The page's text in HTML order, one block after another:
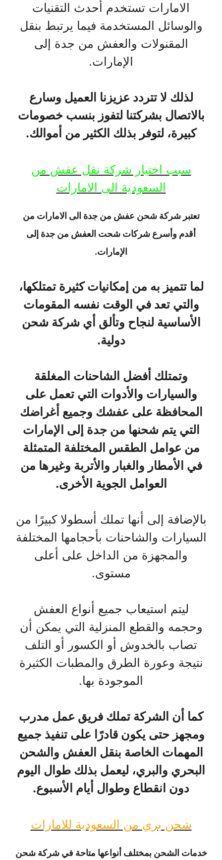
الامارات تستخدم أحدث التقنيات
والوسائل المستخدمة فيما يرتبط بنقل
المقنولات والعفش من جدة إلى
الإمارات.
لذلك لا تتردد عزيزنا العميل وسارع
بالاتصال بشركتنا لتفوز بنسب خصومات
كبيرة، لتوفر بذلك الكثير من أموالك.
سبب اختيار شركة نقل عفش من
السعودية الى الامارات
تعتبر شركة شحن عفش من جدة الى الامارات من
أقدم وأسرع شركات شحت العفش من جدة إلى
الإمارات.
لما تتميز به من إمكانيات كثيرة تمتلكها،
والتي تعد في الوقت نفسه المقومات
الأساسية لنجاح وتألق أي شركة شحن
دولية.
وتمتلك أفضل الشاحنات المغلقة
والسيارات والأدوات التي تعمل على
المحافظة على عفشك وجميع أغراضك
التي يتم شحنها من جدة إلى الإمارات
من عوامل الطقس المختلفة المتمثلة
في الأمطار والغبار والأتربة وغيرها من
العوامل الجوية الأخرى.
بالإضافة إلى أنها تملك أسطولا كبيرًا من
السيارات والشاحنات بأحجامها المختلفة
والمجهزة من الداخل على أعلى
مستوى.
ليتم استيعاب جميع أنواع العفش
وحجمه والقطع المنزلية التي يمكن أن
تصاب بالخدوش أو الكسور أو التلف
نتيجة وعورة الطرق والمطبات الكثيرة
الموجودة بها.
كما أن الشركة تملك فريق عمل مدرب
ومجهز حتى يكون قادرًا على تنفيذ جميع
المهمات الخاصة بنقل العفش والشحن
البحري والبري، ليعمل بذلك طوال اليوم
دون انقطاع وطوال أيام الأسبوع.
شحن بري من السعودية للامارات
خدمات الشحن بمختلف أنواعها متاحة في شركة شحن